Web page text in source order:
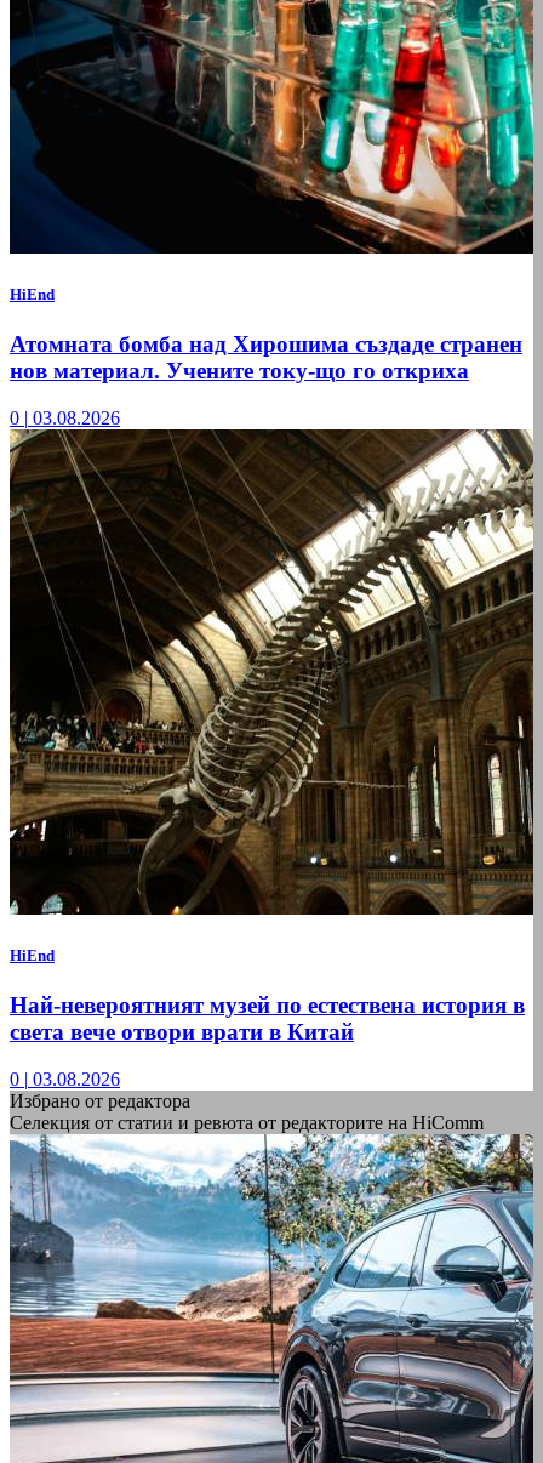
HiEnd
Атомната бомба над Хирошима създаде странен
нов материал. Учените току-що го откриха
0 | 03.08.2026
HiEnd
Най-невероятният музей по естествена история в
света вече отвори врати в Китай
0 | 03.08.2026
Избрано от редактора
Селекция от статии и ревюта от редакторите на HiComm